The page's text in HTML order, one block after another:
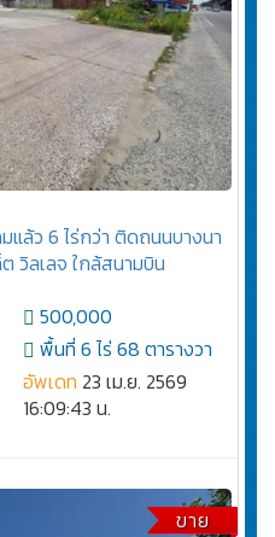
แล้ว 6 ไร่กว่า ติดถนนบางนา
วิลเลจ ใกล้สนามบิน
500,000
พื้นที่ 6 ไร่ 68 ตารางวา
อัพเดท 23 เม.ย. 2569
16:09:43 น.
ขาย